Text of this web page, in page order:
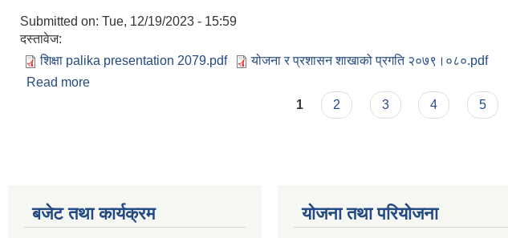
Submitted on: Tue, 12/19/2023 - 15:59
दस्तावेज:
शिक्षा palika presentation 2079.pdf
योजना र प्रशासन शाखाको प्रगति २०७९।०८०.pdf
Read more
1 2 3 4 5
बजेट तथा कार्यक्रम योजना तथा परियोजना